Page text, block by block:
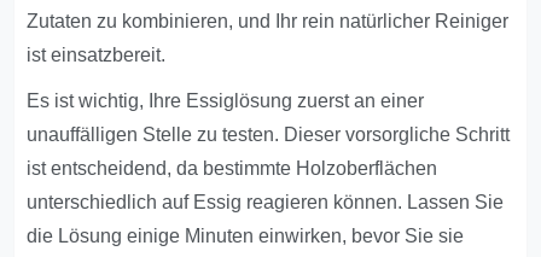
Zutaten zu kombinieren, und Ihr rein natürlicher Reiniger
ist einsatzbereit.
Es ist wichtig, Ihre Essiglösung zuerst an einer
unauffälligen Stelle zu testen. Dieser vorsorgliche Schritt
ist entscheidend, da bestimmte Holzoberflächen
unterschiedlich auf Essig reagieren können. Lassen Sie
die Lösung einige Minuten einwirken, bevor Sie sie